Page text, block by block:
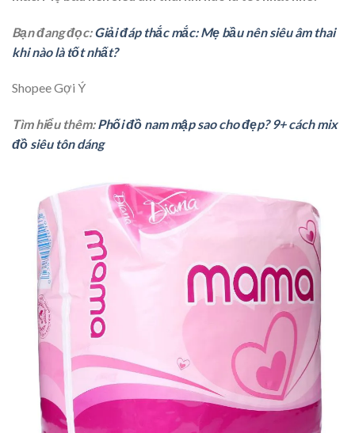
Bạn đang đọc:Giải đáp thắc mắc: Mẹ bầu nên siêu âm thai
khi nào là tốt nhất?
Shopee Gợi Ý
Tìm hiểu thêm:Phối đồ nam mập sao cho đẹp? 9+ cách mix
đồ siêu tôn dáng